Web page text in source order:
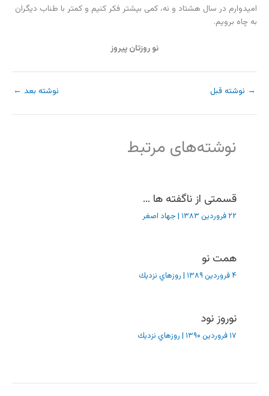
امیدوارم در سال هشتاد و نه، کمی بیشتر فکر کنیم و کمتر با طناب دیگران
به چاه برویم.
نو روزتان پیروز
→ نوشته قبل نوشته بعد ←
نوشته‌های مرتبط
قسمتی از ناگفته ها …
۲۲ فروردین ۱۳۸۳ | جهاد اصغر
همت نو
۴ فروردین ۱۳۸۹ | روزهاي نزديك
نوروز نود
۱۷ فروردین ۱۳۹۰ | روزهاي نزديك